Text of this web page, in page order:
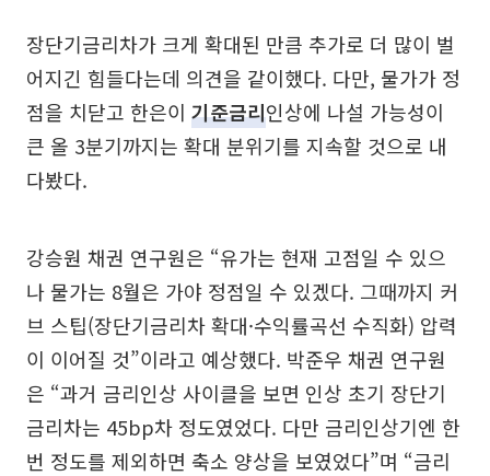
장단기금리차가 크게 확대된 만큼 추가로 더 많이 벌
어지긴 힘들다는데 의견을 같이했다. 다만, 물가가 정
점을 치닫고 한은이 기준금리인상에 나설 가능성이
큰 올 3분기까지는 확대 분위기를 지속할 것으로 내
다봤다.
강승원 채권 연구원은 “유가는 현재 고점일 수 있으
나 물가는 8월은 가야 정점일 수 있겠다. 그때까지 커
브 스팁(장단기금리차 확대·수익률곡선 수직화) 압력
이 이어질 것”이라고 예상했다. 박준우 채권 연구원
은 “과거 금리인상 사이클을 보면 인상 초기 장단기
금리차는 45bp차 정도였었다. 다만 금리인상기엔 한
번 정도를 제외하면 축소 양상을 보였었다”며 “금리